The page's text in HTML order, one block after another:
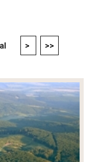
> >>